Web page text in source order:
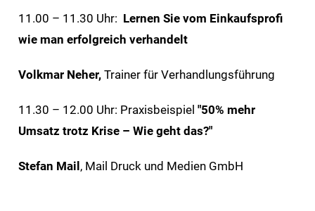
11.00 – 11.30 Uhr: Lernen Sie vom Einkaufsprofi
wie man erfolgreich verhandelt
Volkmar Neher, Trainer für Verhandlungsführung
11.30 – 12.00 Uhr: Praxisbeispiel "50% mehr
Umsatz trotz Krise – Wie geht das?"
Stefan Mail , Mail Druck und Medien GmbH